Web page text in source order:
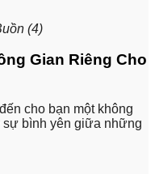
(4)
Gian Riêng Cho
cho bạn một không
sự bình yên giữa những